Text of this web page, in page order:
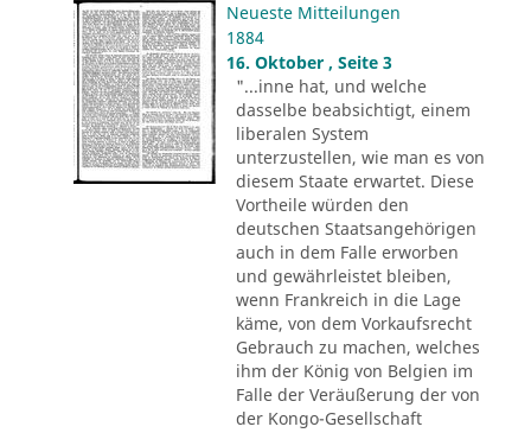
Neueste Mitteilungen
1884
16. Oktober , Seite 3
"...inne hat, und welche
dasselbe beabsichtigt, einem
liberalen System
unterzustellen, wie man es von
diesem Staate erwartet. Diese
Vortheile würden den
deutschen Staatsangehörigen
auch in dem Falle erworben
und gewährleistet bleiben,
wenn Frankreich in die Lage
käme, von dem Vorkaufsrecht
Gebrauch zu machen, welches
ihm der König von Belgien im
Falle der Veräußerung der von
der Kongo-Gesellschaft